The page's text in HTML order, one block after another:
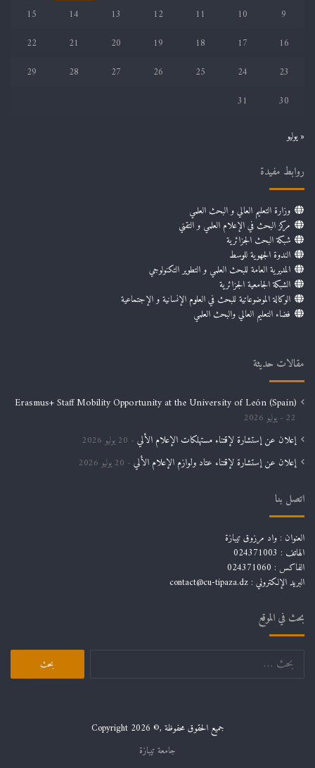
9
10
11
12
13
14
15
16
17
18
19
20
21
22
23
24
25
26
27
28
29
30
31
« يوليو
روابط مفيدة
وزارة التعليم العالي و البحث العلمي
مركز البحث في الإعلام العلمي و التقني
شبكة البحث الجزائرية
الندوة الجهوية للوسط
المديرية العامة للبحث العلمي و التطوير التكنولوجي
الشبكة الجامعية الجزائرية
الوكالة الموضوعاتية للبحث في العلوم الإنسانية و الإجتماعية
فضاء التعليم العالي والبحث العلمي
مقالات حديثة
Erasmus+ Staff Mobility Opportunity at the University of León (Spain)
22 يوليو 2026
إعلان عن إستشارة لإقتناء مستهلكات الإعلام الألي 20 يوليو 2026
إعلان عن إستشارة لإقتناء عتاد ولوازم الإعلام الألي 20 يوليو 2026
اتصل بنا
العنوان : واد مرزوق تيبازة
الهاتف : 024371003
الفاكس : 024371060
البريد الإلكتروني : contact@cu-tipaza.dz
بحث في الموقع
البحث
جميع الحقوق محفوظة ,© Copyright 2026
جامعة تيبازة